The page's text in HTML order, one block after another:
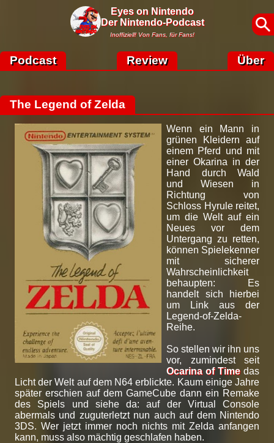
Eyes on Nintendo
Der Nintendo-Podcast
Inoffiziell! Von Fans, für Fans!
Podcast Review Über
The Legend of Zelda
Wenn ein Mann in
grünen Kleidern auf
einem Pferd und mit
einer Okarina in der
Hand durch Wald
und Wiesen in
Richtung von
Schloss Hyrule reitet,
um die Welt auf ein
Neues vor dem
Untergang zu retten,
können Spielekenner
mit sicherer
Wahrscheinlichkeit
behaupten: Es
handelt sich hierbei
um Link aus der
Legend-of-Zelda-
Reihe.
So stellen wir ihn uns
vor, zumindest seit
Ocarina of Timedas
Licht der Welt auf dem N64 erblickte. Kaum einige Jahre
später erschien auf dem GameCube dann ein Remake
des Spiels und siehe da: auf der Virtual Console
abermals und zuguterletzt nun auch auf dem Nintendo
3DS. Wer jetzt immer noch nichts mit Zelda anfangen
kann, muss also mächtig geschlafen haben.